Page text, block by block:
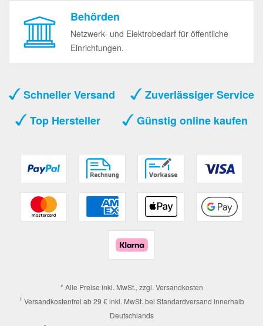
Behörden
Netzwerk- und Elektrobedarf für öffentliche
Einrichtungen.
Schneller Versand
Zuverlässiger Service
Top Hersteller
Günstig online kaufen
* Alle Preise inkl. MwSt., zzgl. Versandkosten
1 Versandkostenfrei ab 29 € inkl. MwSt. bei Standardversand innerhalb
Deutschlands